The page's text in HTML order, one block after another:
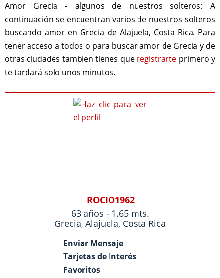
Amor Grecia - algunos de nuestros solteros: A
continuación se encuentran varios de nuestros solteros
buscando amor en Grecia de Alajuela, Costa Rica. Para
tener acceso a todos o para buscar amor de Grecia y de
otras ciudades tambien tienes que registrarte primero y
te tardará solo unos minutos.
ROCIO1962
63 años - 1.65 mts.
Grecia, Alajuela, Costa Rica
Enviar Mensaje
Tarjetas de Interés
Favoritos